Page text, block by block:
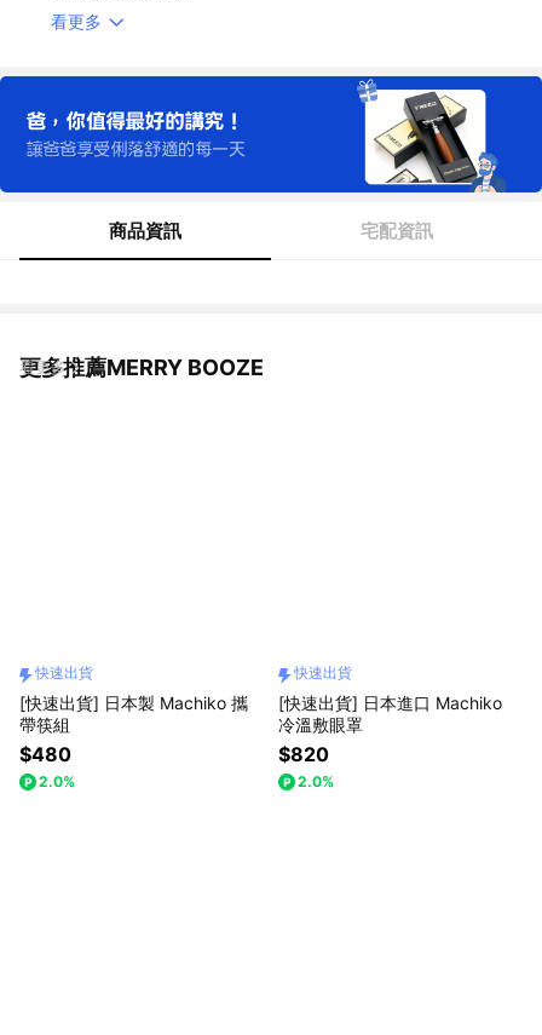
看更多
商品資訊 宅配資訊
更多推薦MERRY BOOZE
看更多
快速出貨
[快速出貨] 日本製 Machiko 攜
帶筷組
$480
2.0%
快速出貨
[快速出貨] 日本進口 Machiko
冷溫敷眼罩
$820
2.0%